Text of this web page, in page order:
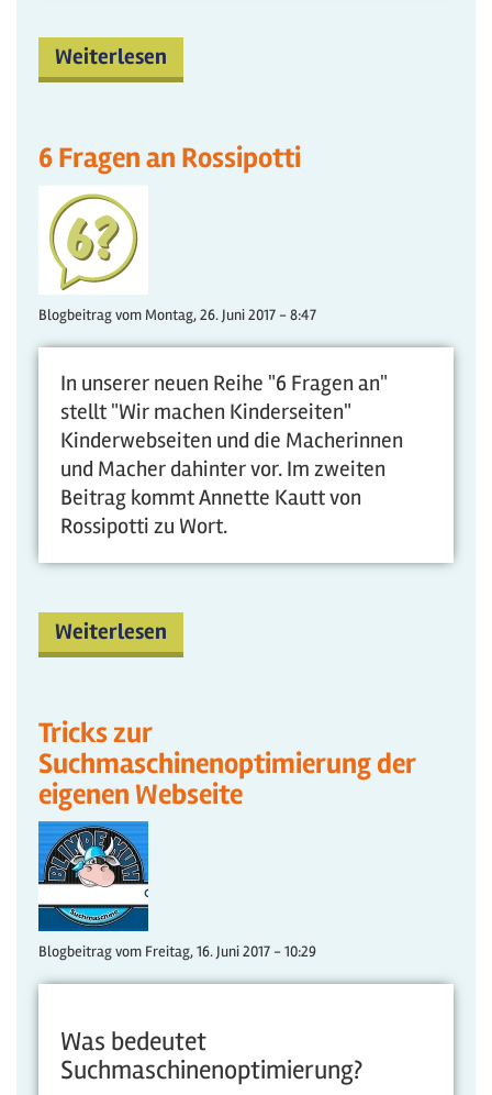
Weiterlesen
6 Fragen an Rossipotti
Blogbeitrag vom Montag, 26. Juni 2017 - 8:47
In unserer neuen Reihe "6 Fragen an"
stellt "Wir machen Kinderseiten"
Kinderwebseiten und die Macherinnen
und Macher dahinter vor. Im zweiten
Beitrag kommt Annette Kautt von
Rossipotti zu Wort.
Weiterlesen
Tricks zur
Suchmaschinenoptimierung der
eigenen Webseite
Blogbeitrag vom Freitag, 16. Juni 2017 - 10:29
Was bedeutet
Suchmaschinenoptimierung?